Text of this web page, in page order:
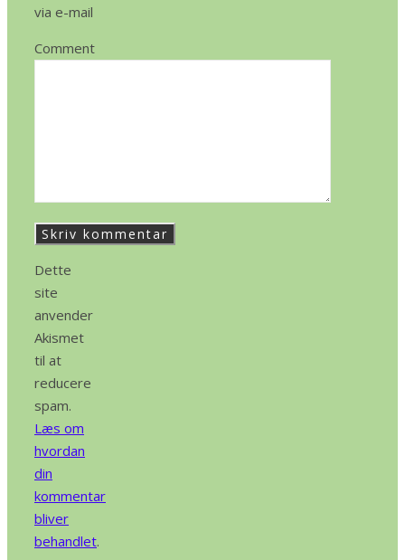
via e-mail
Comment
Dette
site
anvender
Akismet
til at
reducere
spam.
Læs om
hvordan
din
kommentar
bliver
behandlet.